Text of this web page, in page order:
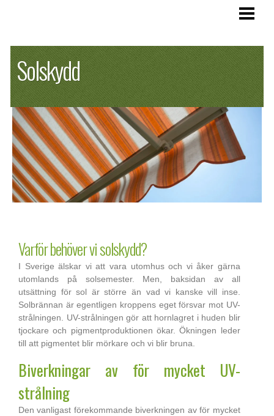
VÄLJA MARKIS
LAGA MARKIS
SEGELTAK
BLOGG
Solskydd
Varför behöver vi solskydd?
I Sverige älskar vi att vara utomhus och vi åker gärna
utomlands på solsemester. Men, baksidan av all
utsättning för sol är större än vad vi kanske vill inse.
Solbrännan är egentligen kroppens eget försvar mot UV-
strålningen. UV-strålningen gör att hornlagret i huden blir
tjockare och pigmentproduktionen ökar. Ökningen leder
till att pigmentet blir mörkare och vi blir bruna.
Biverkningar av för mycket UV-
strålning
Den vanligast förekommande biverkningen av för mycket